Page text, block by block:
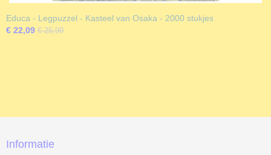
Educa - Legpuzzel - Kasteel van Osaka - 2000 stukjes
€ 22,09 € 25,99
Informatie